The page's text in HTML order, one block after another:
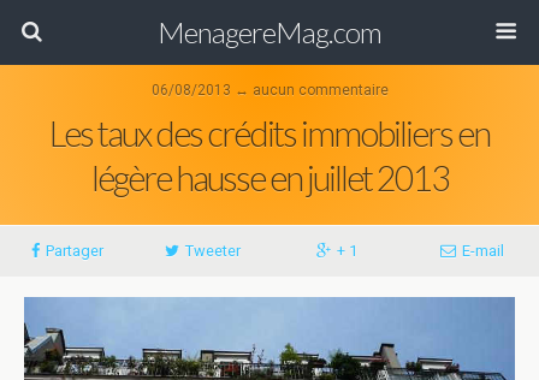
MenagereMag.com
06/08/2013 ↔ aucun commentaire
Les taux des crédits immobiliers en
légère hausse en juillet 2013
Partager Tweeter + 1 E-mail